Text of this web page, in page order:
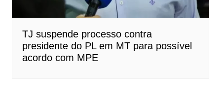
TJ suspende processo contra
presidente do PL em MT para possível
acordo com MPE